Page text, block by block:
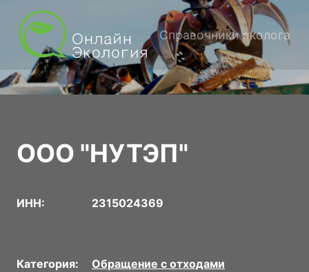
Справочники эколога
ООО "НУТЭП"
ИНН: 2315024369
Категория:
Обращение с отходами